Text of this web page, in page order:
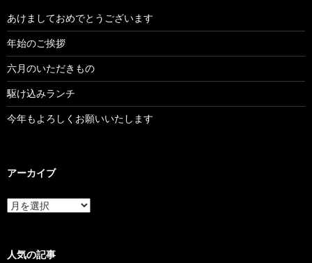
あけましておめでとうございます
年始のご挨拶
六月のいただきもの
駆け込みランチ
今年もよろしくお願いいたします
アーカイブ
ア
ー
ブ
人気の記事